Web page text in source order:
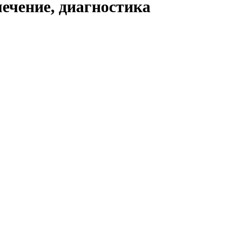
диагностика